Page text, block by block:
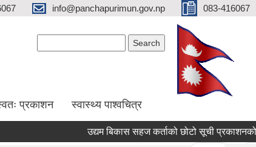
info@panchapurimun.gov.np 083-416067
प्रकाशन स्वास्थ्य पाश्वचित्र
उद्यम बिकास सहज कर्ताको छोटो सूची प्रकाशनको